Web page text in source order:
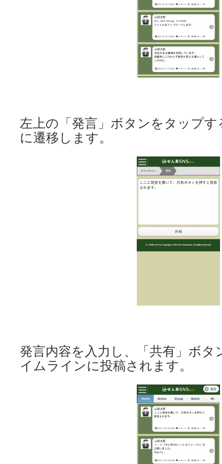
左上の「発言」ボタンをタップ
に遷移します。
発言内容を入力し、「共有」ボ
イムラインに投稿されます。